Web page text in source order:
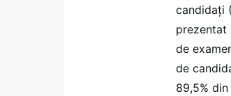
candidați
prezentat
de
de
89,5%